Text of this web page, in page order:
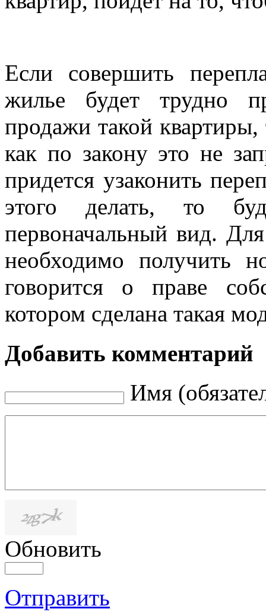
Если совершить
жилье будет трудно
продажи такой
как по закону это не
придется узаконить
этого делать, то
первоначальный вид.
необходимо получить
говорится о праве
котором сделана такая
Добавить комментарий
Имя
Обновить
Отправить